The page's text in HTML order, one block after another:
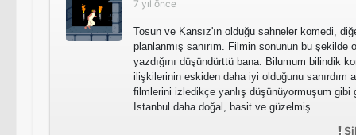
7 yıl önce
Tosun ve Kansız'ın olduğu sahneler komedi,
planlanmış sanırım. Filmin sonunun bu şekilde
yazdığını düşündürttü bana. Bilumum bilindik
ilişkilerinin eskiden daha iyi olduğunu sanırdım
filmlerini izledikçe yanlış düşünüyormuşum gibi
Istanbul daha doğal, basit ve güzelmiş.